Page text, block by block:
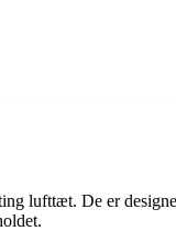
lufttæt. De er